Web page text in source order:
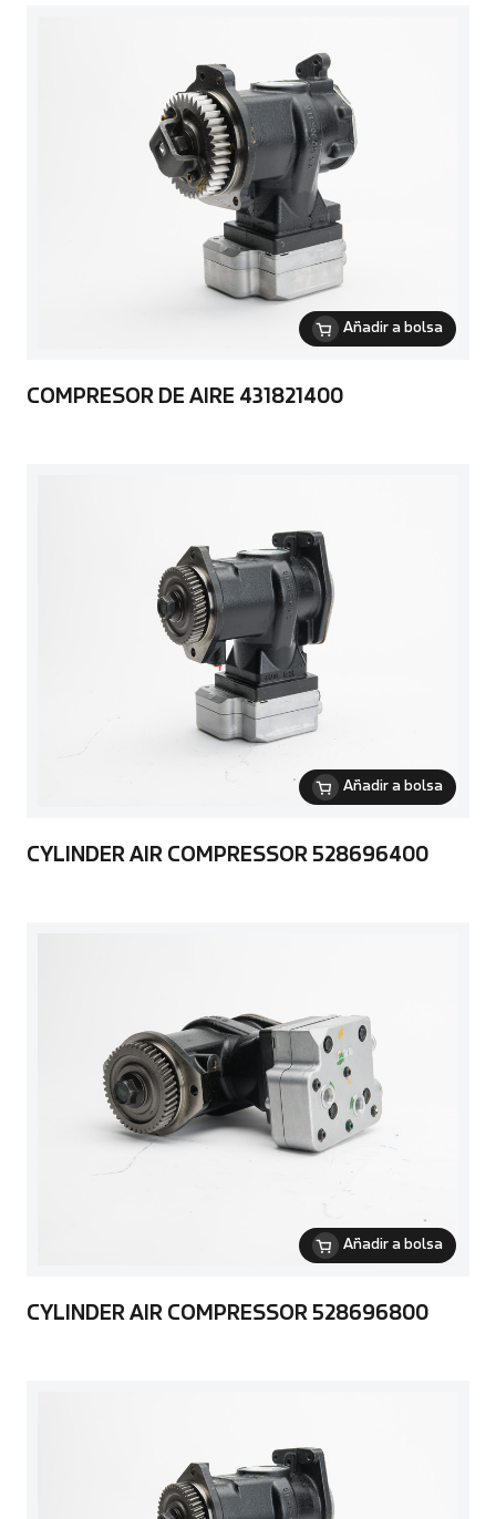
Añadir a bolsa
COMPRESOR DE AIRE 431821400
Añadir a bolsa
CYLINDER AIR COMPRESSOR 528696400
Añadir a bolsa
CYLINDER AIR COMPRESSOR 528696800